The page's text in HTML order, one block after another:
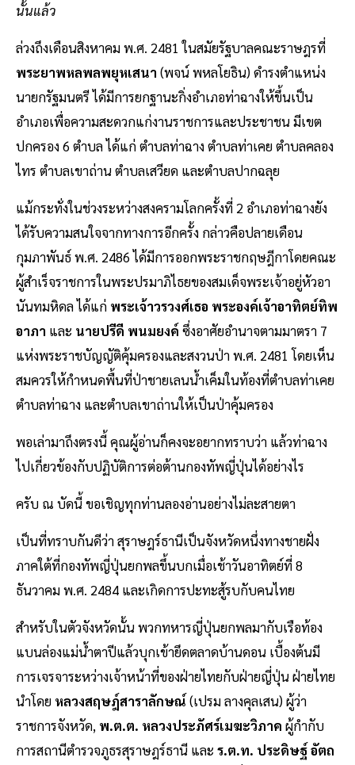
นั้นแล้ว
ล่วงถึงเดือนสิงหาคม พ.ศ. 2481 ในสมัยรัฐบาลคณะราษฎรที่
พระยาพหลพลพยุหเสนา (พจน์ พหลโยธิน) ดำรงตำแหน่ง
นายกรัฐมนตรี ได้มีการยกฐานะกิ่งอำเภอท่าฉางให้ขึ้นเป็น
อำเภอเพื่อความสะดวกแก่งานราชการและประชาชน มีเขต
ปกครอง 6 ตำบล ได้แก่ ตำบลท่าฉาง ตำบลท่าเคย ตำบลคลอง
ไทร ตำบลเขาถ่าน ตำบลเสวียด และตำบลปากฉลุย
แม้กระทั่งในช่วงระหว่างสงครามโลกครั้งที่ 2 อำเภอท่าฉางยัง
ได้รับความสนใจจากทางการอีกครั้ง กล่าวคือปลายเดือน
กุมภาพันธ์ พ.ศ. 2486 ได้มีการออกพระราชกฤษฎีกาโดยคณะ
ผู้สำเร็จราชการในพระปรมาภิไธยของสมเด็จพระเจ้าอยู่หัวอา
นันทมหิดลได้แก่ พระเจ้าวรวงศ์เธอ พระองค์เจ้าอาทิตย์ทิพ
อาภา และ นายปรีดี พนมยงค์ ซึ่งอาศัยอำนาจตามมาตรา 7
แห่งพระราชบัญญัติคุ้มครองและสงวนป่า พ.ศ. 2481 โดยเห็น
สมควรให้กำหนดพื้นที่ป่าชายเลนน้ำเค็มในท้องที่ตำบลท่าเคย
ตำบลท่าฉาง และตำบลเขาถ่านให้เป็นป่าคุ้มครอง
พอเล่ามาถึงตรงนี้ คุณผู้อ่านก็คงจะอยากทราบว่า แล้วท่าฉาง
ไปเกี่ยวข้องกับปฏิบัติการต่อต้านกองทัพญี่ปุ่นได้อย่างไร
ครับ ณ บัดนี้ ขอเชิญทุกท่านลองอ่านอย่างไม่ละสายตา
เป็นที่ทราบกันดีว่า สุราษฎร์ธานีเป็นจังหวัดหนึ่งทางชายฝั่ง
ภาคใต้ที่กองทัพญี่ปุ่นยกพลขึ้นบกเมื่อเช้าวันอาทิตย์ที่ 8
ธันวาคม พ.ศ. 2484 และเกิดการปะทะสู้รบกับคนไทย
สำหรับในตัวจังหวัดนั้น พวกทหารญี่ปุ่นยกพลมากับเรือท้อง
แบนล่องแม่น้ำตาปีแล้วบุกเข้ายึดตลาดบ้านดอน เบื้องต้นมี
การเจรจาระหว่างเจ้าหน้าที่ของฝ่ายไทยกับฝ่ายญี่ปุ่น ฝ่ายไทย
นำโดย หลวงสฤษฎ์สาราลักษณ์(เปรม ลางคุลเสน) ผู้ว่า
ราชการจังหวัด, พ.ต.ต. หลวงประภัศร์เมฆะวิภาค ผู้กำกับ
การสถานีตำรวจภูธรสุราษฎร์ธานี และ ร.ต.ท. ประดิษฐ์ อัตถ